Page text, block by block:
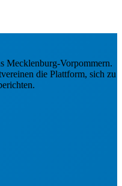
Mecklenburg-Vorpommern.
die Plattform, sich zu